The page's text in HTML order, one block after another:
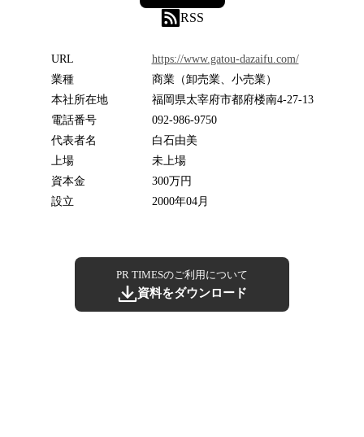
RSS
URL
https://www.gatou-dazaifu.com/
業種
商業（卸売業、小売業）
本社所在地
福岡県太宰府市都府楼南4-27-13
電話番号
092-986-9750
代表者名
白石由美
上場
未上場
資本金
300万円
設立
2000年04月
PR TIMESのご利用について
資料をダウンロード